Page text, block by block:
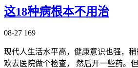
这18种病根本不用治
08-27 169
现代人生活水平高，健康意识也强，
欢去医院做个检查， 然后开一些药。